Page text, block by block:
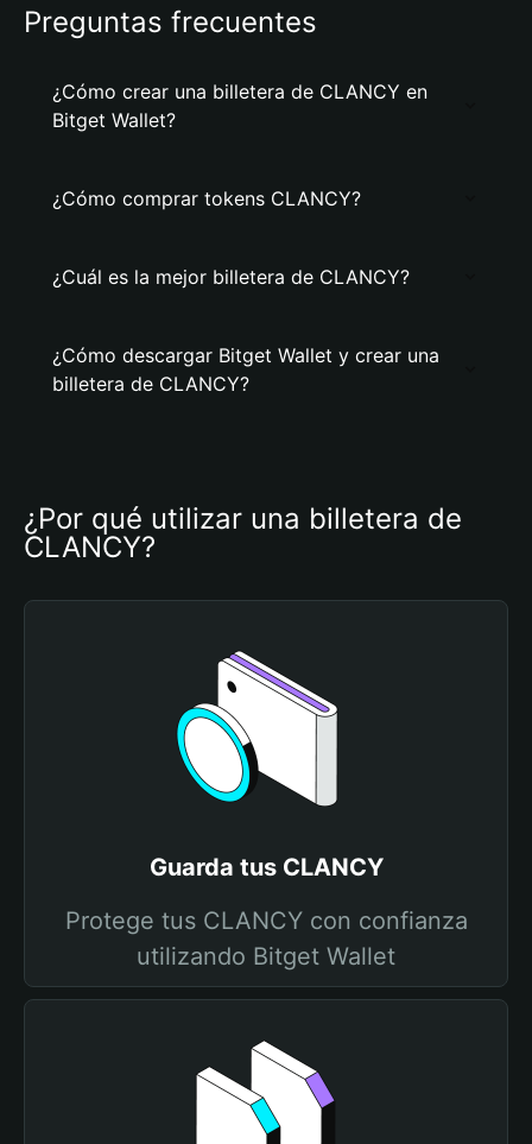
Preguntas frecuentes
¿Cómo crear una billetera de CLANCY en
Bitget Wallet?
¿Cómo comprar tokens CLANCY?
¿Cuál es la mejor billetera de CLANCY?
¿Cómo descargar Bitget Wallet y crear una
billetera de CLANCY?
¿Por qué utilizar una billetera de
CLANCY?
Guarda tus CLANCY
Protege tus CLANCY con confianza
utilizando Bitget Wallet